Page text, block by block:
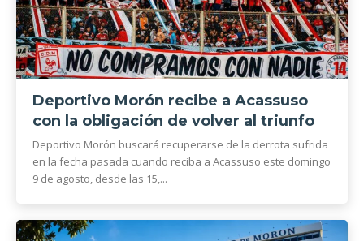
Deportivo Morón recibe a Acassuso
con la obligación de volver al triunfo
Deportivo Morón buscará recuperarse de la derrota sufrida
en la fecha pasada cuando reciba a Acassuso este domingo
9 de agosto, desde las 15,...